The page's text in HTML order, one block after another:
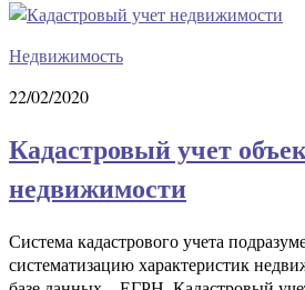
Недвижимость
22/02/2020
Кадастровый учет
недвижимости
Система кадастрового учета
систематизацию характеристик